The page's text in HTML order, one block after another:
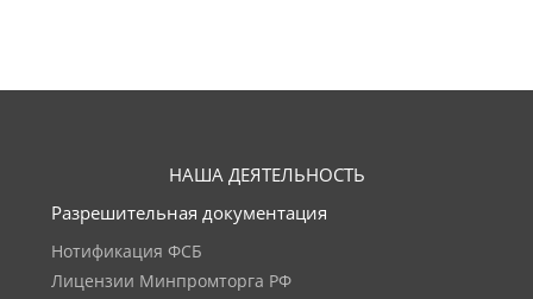
НАША ДЕЯТЕЛЬНОСТЬ
Разрешительная документация
Нотификация ФСБ
Лицензии Минпромторга РФ